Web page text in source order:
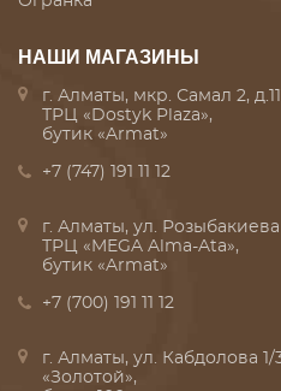
НАШИ МАГАЗИНЫ
г. Алматы, мкр. Самал 2,
ТРЦ «Dostyk Plaza»,
бутик «Armat»
+7 (747) 191 11 12
г. Алматы, ул. Розыбакиева
ТРЦ «MEGA Alma-Ata»,
бутик «Armat»
+7 (700) 191 11 12
г. Алматы, ул. Кабдолова
«Золотой»,